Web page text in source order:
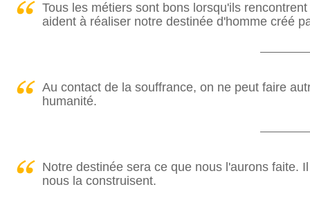
Tous les métiers sont bons lorsqu'ils
aident à réaliser notre destinée d'homme créé
Au contact de la souffrance, on ne peut faire
humanité.
Notre destinée sera ce que nous l'aurons faite.
nous la construisent.